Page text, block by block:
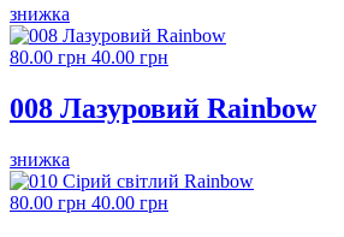
знижка
80.00 грн 40.00 грн
008 Лазуровий Rainbow
знижка
80.00 грн 40.00 грн